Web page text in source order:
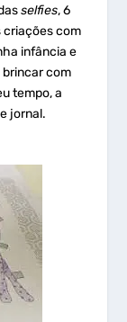
selfies, 6
criações com
infância e
brincar com
tempo, a
jornal.